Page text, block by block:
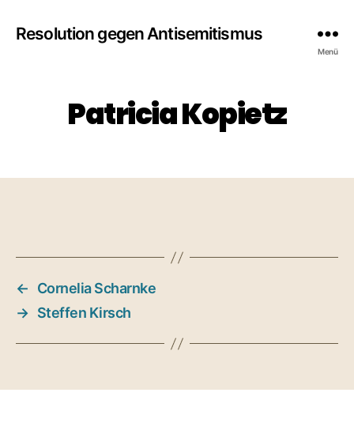
Resolution gegen Antisemitismus
Menü
Patricia Kopietz
←
Cornelia Scharnke
→ Steffen Kirsch